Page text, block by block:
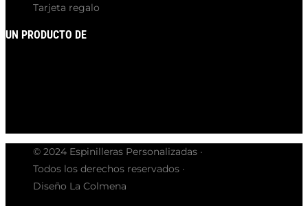
Tarjeta regalo
UN PRODUCTO DE
© 2024 Espinilleras Personalizadas ·
Todos los derechos reservados ·
Diseño La Colmena